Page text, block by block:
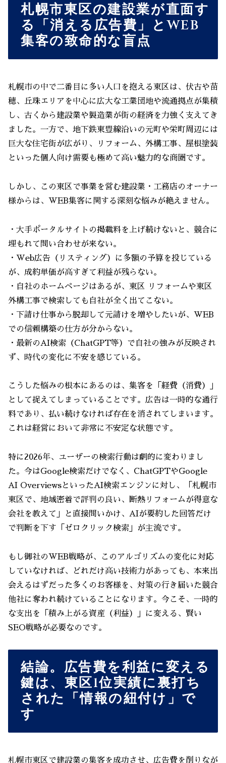
札幌市東区の建設業が直面す
る「消える広告費」とWEB
集客の致命的な盲点
札幌市の中で二番目に多い人口を抱える東区は、伏古や苗
穂、丘珠エリアを中心に広大な工業団地や流通拠点が集積
し、古くから建設業や製造業が街の経済を力強く支えてき
ました。一方で、地下鉄東豊線沿いの元町や栄町周辺には
巨大な住宅街が広がり、リフォーム、外構工事、屋根塗装
といった個人向け需要も極めて高い魅力的な商圏です。
しかし、この東区で事業を営む建設業・工務店のオーナー
様からは、WEB集客に関する深刻な悩みが絶えません。
・大手ポータルサイトの掲載料を上げ続けないと、競合に
埋もれて問い合わせが来ない。
・Web広告（リスティング）に多額の予算を投じている
が、成約単価が高すぎて利益が残らない。
・自社のホームページはあるが、東区 リフォームや東区
外構工事で検索しても自社が全く出てこない。
・下請け仕事から脱却して元請けを増やしたいが、WEB
での信頼構築の仕方が分からない。
・最新のAI検索（ChatGPT等）で自社の強みが反映され
ず、時代の変化に不安を感じている。
こうした悩みの根本にあるのは、集客を「経費（消費）」
として捉えてしまっていることです。広告は一時的な通行
料であり、払い続けなければ存在を消されてしまいます。
これは経営において非常に不安定な状態です。
特に2026年、ユーザーの検索行動は劇的に変わりまし
た。今はGoogle検索だけでなく、ChatGPTやGoogle
AI OverviewsといったAI検索エンジンに対し、「札幌市
東区で、地域密着で評判の良い、断熱リフォームが得意な
会社を教えて」と直接問いかけ、AIが要約した回答だけ
で判断を下す「ゼロクリック検索」が主流です。
もし御社のWEB戦略が、このアルゴリズムの変化に対応
していなければ、どれだけ高い技術力があっても、本来出
会えるはずだった多くのお客様を、対策の行き届いた競合
他社に奪われ続けていることになります。今こそ、一時的
な支出を「積み上がる資産（利益）」に変える、賢い
SEO戦略が必要なのです。
結論。広告費を利益に変える
鍵は、東区1位実績に裏打ち
された「情報の紐付け」で
す
札幌市東区で建設業の集客を成功させ、広告費を削りなが